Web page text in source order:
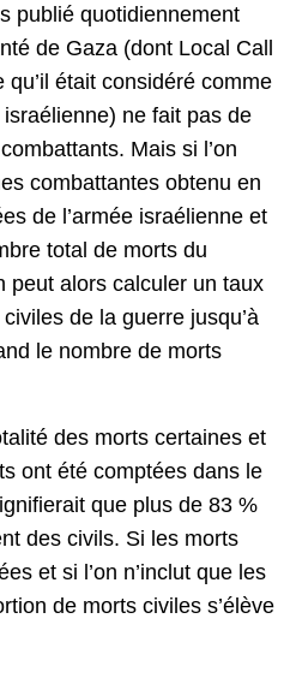
publié quotidiennement
de Gaza (dont Local Call
qu’il était considéré comme
ne fait pas de
Mais si l’on
combattantes obtenu en
de l’armée israélienne et
total de morts du
peut alors calculer un taux
de la guerre jusqu’à
le nombre de morts
des morts certaines et
ont été comptées dans le
que plus de 83 %
des civils. Si les morts
et si l’on n’inclut que les
de morts civiles s’élève